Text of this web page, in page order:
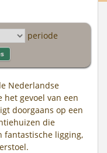
periode
Nederlandse
het gevoel van een
doorgaans op een
die
fantastische ligging,